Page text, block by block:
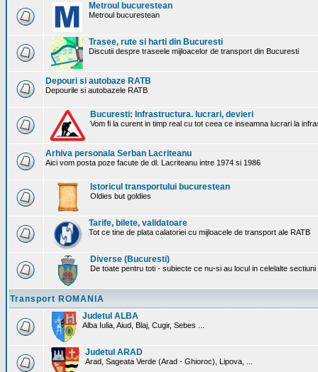
Metroul bucurestean
Metroul bucurestean
Trasee, rute si harti din Bucuresti
Discutii despre traseele mijloacelor de transport din Bucuresti
Depouri si autobaze RATB
Depourile si autobazele RATB
Bucuresti: Infrastructura. lucrari, devieri
Vom fi la curent in timp real cu tot ceea ce inseamna lucrari la
Arhiva personala Serban Lacriteanu
Aici vom posta poze facute de dl. Lacriteanu intre 1974 si 1986
Istoricul transportului bucurestean
Oldies but goldies
Tarife, bilete, validatoare
Tot ce tine de plata calatoriei cu mijloacele de transport ale RATB
Diverse (Bucuresti)
De toate pentru toti - subiecte ce nu-si au locul in celelalte
Transport ROMANIA
Judetul ALBA
Alba Iulia, Aiud, Blaj, Cugir, Sebes ...
Judetul ARAD
Arad, Sageata Verde (Arad - Ghioroc), Lipova, ...